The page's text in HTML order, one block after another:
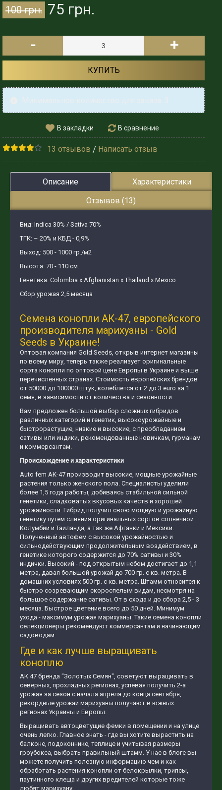
100 грн. 75 грн.
- +
КУПИТЬ
В закладки В сравнение
13 отзывов / Написать отзыв
Описание
Характеристики
Отзывов (13)
Вид: Indica 30% / Sativa 70%
ТГК: – 20% и КБД - 0,9%
Выход: 500 - 1000 гр./м2
Высота: 70 - 110 см.
Генетика: Colombia х Afghanistan х Thailand х Mexico
Сбор урожая 2,5 месяца
Семена конопли АК-47, европейского
производителя марихуаны - Gold
Seeds в Украине!
Оптовая компания Gold Seeds, открыв интернет магазины
по всему миру, теперь также реализует оригинальные
сорта конопли по оптовой цене Европы в Украине и выше
перечисленных странах. Стоимость европейских брендов
от 50000 до 100000 штук, колеблется от 2 до 3 euro за 1
семя, в зависимости от количества и сезонности.
Вам предложен большой выбор сложных гибридов
различных категорий и генетик, высокоурожайные и
быстрорастущие, низкие и высокие, с преобладанием
сативы или индики, рекомендованные новичкам, гурманам
и коммерсантам.
Происхождение и характеристики
Auto fem АК-47 производит высокие, мощные урожайные
растения только женского пола. Специалисты уделили
более 1,5 года работы, добиваясь стабильной сильной
генетики, сладковатых вкусовых качеств и хорошей
урожайности. Гибрид получил свою мощную и урожайную
генетику путём слияния оригинальных сортов солнечной
Колумбии и Таиланда, а так же Афганки и Мексики.
Полученный автофем с высокой урожайностью и
сильнодействующим продолжительным воздействием, в
генетике которого содержится до 70% сативы и 30%
индички. Высокий - под открытым небом достигает до 1,1
метра, давая большой урожай до 700 гр. с кв. метра. В
домашних условиях 500 гр. с кв. метра. Штамм относится к
быстро созревающим скороспелым видам, несмотря на
большое содержание сативы. От в схода и до сбора 2,5 - 3
месяца. Быстрое цветение всего до 50 дней. Минимум
ухода - максимум урожая марихуаны. Такие семена конопли
селекционеры рекомендуют коммерсантам и начинающим
садоводам.
Где и как лучше выращивать
коноплю
АК 47 бренда "Золотых Семян", советуют выращивать в
северных, прохладных регионах, успевая получить 2-а
урожая за сезон с начала апреля до конца сентября,
рекордные урожаи марихуаны получают в южных
регионах Украины и Европы.
Выращивать автоцветущие фемки в помещении и на улице
очень легко. Главное знать - где вы хотите вырастить на
балконе, подоконнике, теплице и учитывая размеры
гроубокса, выбрать правильный штамм. У нас в блоге вы
можете получить полезную информацию чем и как
обработать растения конопли от белокрылки, трипсы,
паутинного клеща и других вредителей которые тоже
любят марихуану.